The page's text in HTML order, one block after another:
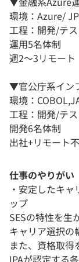
環境：Azure/
工程：開発/テ
運用5名体制
週2～3リモート
▼官公庁系イン
環境：
工程：開発/テ
開発6名体制
出社+リモート
仕事のやりがい
・安定したキ
ップ
SESの特性を生
キャリア選択の
また、資格取得